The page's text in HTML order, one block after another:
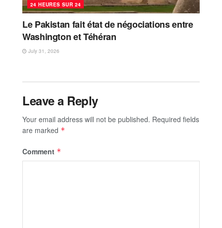
24 HEURES SUR 24
Le Pakistan fait état de négociations entre
Washington et Téhéran
July 31, 2026
Leave a Reply
Your email address will not be published. Required fields
are marked *
Comment *